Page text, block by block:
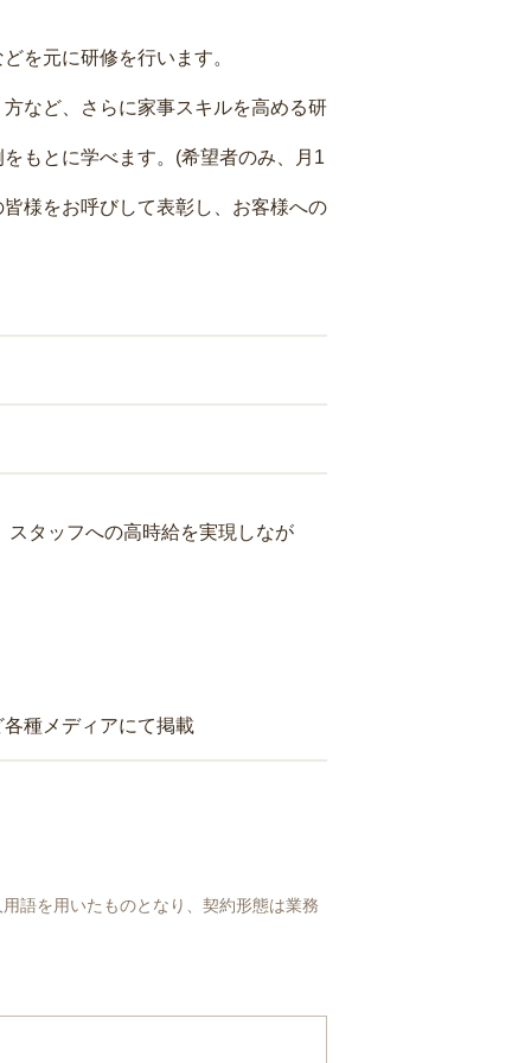
を元に研修を行います。
など、さらに家事スキルを高める研
もとに学べます。(希望者のみ、月1
様をお呼びして表彰し、お客様への
タッフへの高時給を実現しなが
種メディアにて掲載
語を用いたものとなり、契約形態は業務